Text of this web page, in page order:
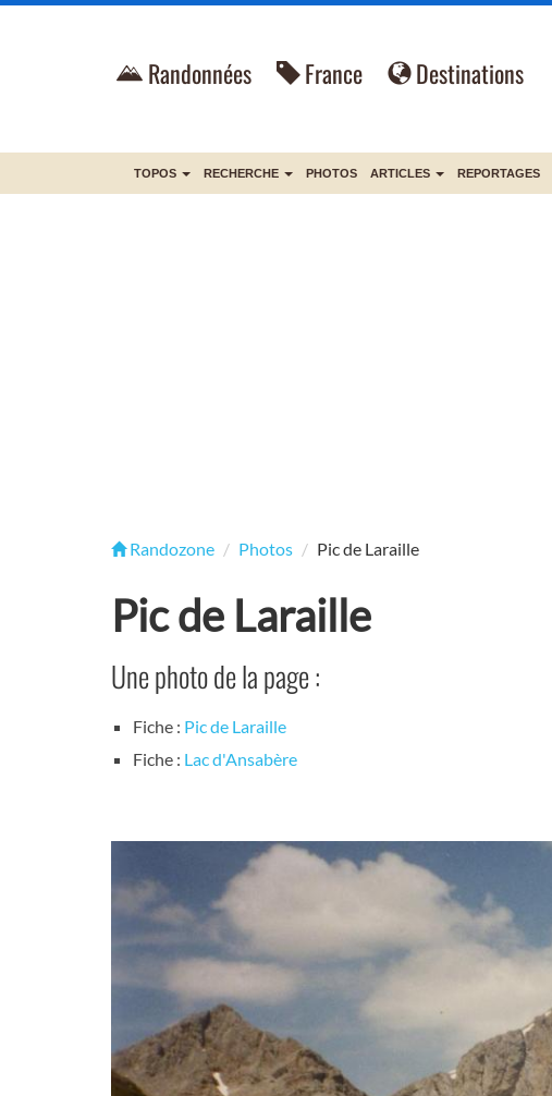
Randonnées France Destinations
TOPOS RECHERCHE PHOTOS ARTICLES REPORTAGES
Randozone Photos Pic de Laraille
Pic de Laraille
Une photo de la page :
Fiche : Pic de Laraille
Fiche : Lac d'Ansabère